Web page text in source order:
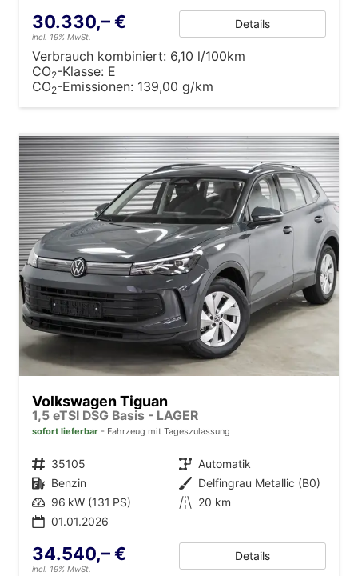
30.330,– €
incl. 19% MwSt.
Details
Verbrauch kombiniert: 6,10 l/100km
CO2-Klasse: E
CO2-Emissionen: 139,00 g/km
Volkswagen Tiguan
1,5 eTSI DSG Basis - LAGER
sofort lieferbar Fahrzeug mit Tageszulassung
Fahrzeugnr. 35105 Getriebe Automatik
Kraftstoff Benzin Außenfarbe Delfingrau Metallic (B0)
Leistung 96 kW (131 PS) Kilometerstand 20 km
01.01.2026
34.540,– €
incl. 19% MwSt.
Details